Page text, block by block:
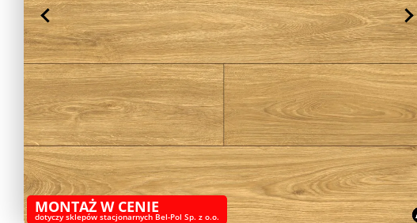
MONTAŻ W CENIE
dotyczy sklepów stacjonarnych Bel-Pol Sp. z o.o.